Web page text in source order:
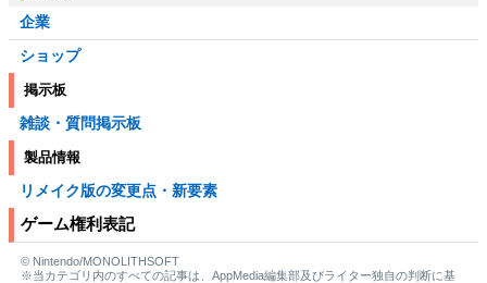
企業
ショップ
掲示板
雑談・質問掲示板
製品情報
リメイク版の変更点・新要素
ゲーム権利表記
© Nintendo/MONOLITHSOFT
※当カテゴリ内のすべての記事は、AppMedia編集部及びライター独自の判断に基